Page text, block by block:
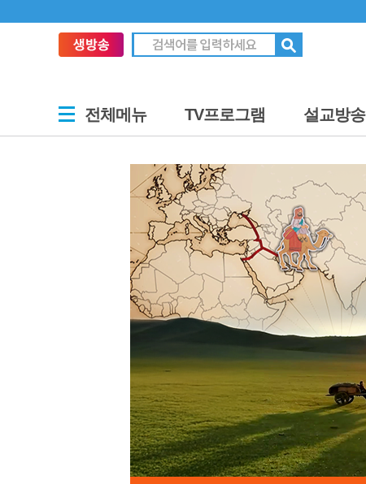
전체메뉴 TV프로그램 설교방송